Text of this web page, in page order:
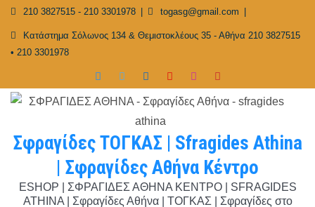
Skip
content
210 3827515 - 210 3301978 togasg@gmail.com
Κατάστημα Σόλωνος 134 & Θεμιστοκλέους 35 - Αθήνα 210 3827515
• 210 3301978
Σφραγίδες ΤΟΓΚΑΣ | Sfragides Athina
| Σφραγίδες Αθήνα Κέντρο
ESHOP | ΣΦΡΑΓΙΔΕΣ ΑΘΗΝΑ ΚΕΝΤΡΟ | SFRAGIDES
ATHINA | Σφραγίδες Αθήνα | ΤΟΓΚΑΣ | Σφραγίδες στο